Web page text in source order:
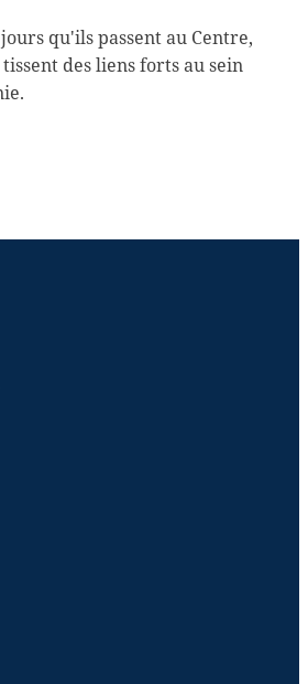
qu'ils passent au Centre,
tissent des liens forts au sein